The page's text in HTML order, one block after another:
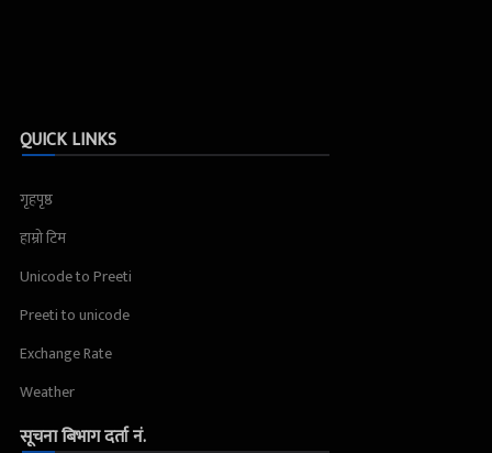
QUICK LINKS
गृहपृष्ठ
हाम्रो टिम
Unicode to Preeti
Preeti to unicode
Exchange Rate
Weather
सूचना बिभाग दर्ता नं.